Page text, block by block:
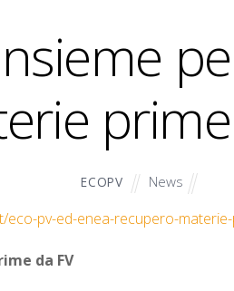
ECOPV News
eco-pv-ed-enea-recupero-
da FV